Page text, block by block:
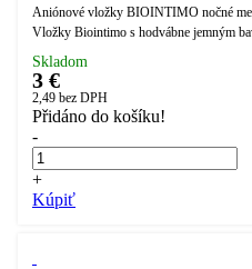
Aniónové vložky BIOINTIMO nočné
Vložky Biointimo s hodvábne jemným
Skladom
3 €
2,49 bez DPH
Přidáno do košíku!
-
+
Kúpiť